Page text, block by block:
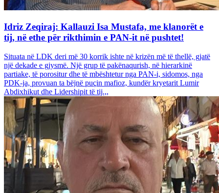
Idriz Zeqiraj: Kallauzi Isa Mustafa, me klanorët e
tij, në ethe për rikthimin e PAN-it në pushtet!
Situata në LDK deri më 30 korrik ishte në krizën më të thellë, gjatë
një dekade e gjysmë. Një grup të pakënaqurish, në hierarkinë
partiake, të porositur dhe të mbështetur nga PAN-i, sidomos, nga
PDK-ja, provuan ta bëjnë puçin mafioz, kundër kryetarit Lumir
Abdixhikut dhe Lidershipit të tij.,,